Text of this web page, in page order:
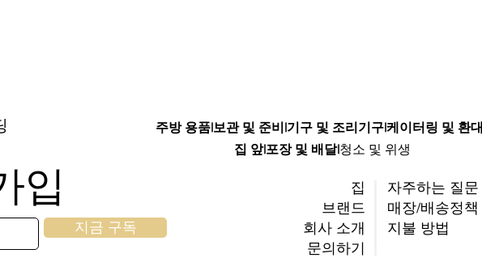
입
지금 구독
주방 용품|보관 및 준비 |기구 및 조리기구|케이터링 및 환대
자주하는 질문
매장/배송정책
지불 방법
집
브랜드
회사 소개
문의하기
집 앞|포장 및 배달|청소 및 위생